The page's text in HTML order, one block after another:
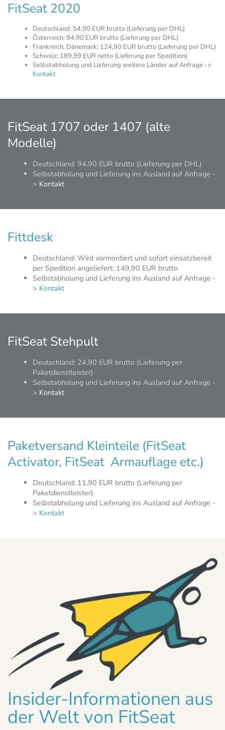
FitSeat 2020
Deutschland: 54,90 EUR brutto (Lieferung per DHL)
Österreich: 94,90 EUR brutto (Lieferung per DHL)
Frankreich, Dänemark: 124,90 EUR brutto (Lieferung per DHL)
Schweiz: 189,99 EUR netto (Lieferung per Spedition)
Selbstabholung und Lieferung weitere Länder auf Anfrage ->
Kontakt
FitSeat 1707 oder 1407 (alte
Modelle)
Deutschland: 94.90 EUR brutto (Lieferung per DHL)
Selbstabholung und Lieferung ins Ausland auf Anfrage -
> Kontakt
Fittdesk
Deutschland: Wird vormontiert und sofort einsatzbereit
per Spedition angeliefert: 149,90 EUR brutto
Selbstabholung und Lieferung ins Ausland auf Anfrage -
> Kontakt
FitSeat Stehpult
Deutschland: 24,90 EUR brutto (Lieferung per
Paketdienstleister)
Selbstabholung und Lieferung ins Ausland auf Anfrage -
> Kontakt
Paketversand Kleinteile (FitSeat
Activator, FitSeat Armauflage etc.)
Deutschland: 11,90 EUR brutto (Lieferung per
Paketdienstleister)
Selbstabholung und Lieferung ins Ausland auf Anfrage -
> Kontakt
Insider-Informationen aus
der Welt von FitSeat